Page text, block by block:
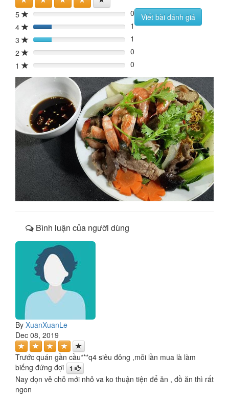
5 0%
0
4
20%
1
3
20%
1
2
0%
0
1
0% 0
Viết bài đánh giá
Bình luận của người dùng
By XuanXuanLe
Dec 08, 2019
Trước quán gần cầu***q4 siêu đông ,mỗi lần mua là làm
biếng đứng đợi
1
Nay dọn vễ chỗ mới nhỏ va ko thuận tiện để ăn , đồ ăn thì rất
ngon